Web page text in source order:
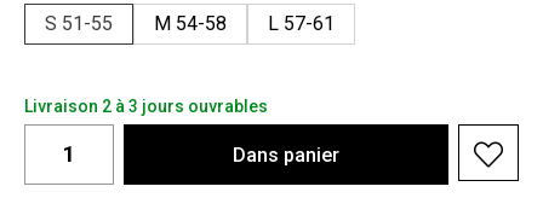
S 51-55 M 54-58 L 57-61
Livraison 2 à 3 jours ouvrables
Dans panier